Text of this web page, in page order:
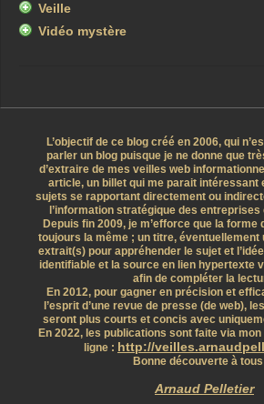
Veille
Vidéo mystère
L’objectif de ce blog créé en 2006, qui
parler un blog puisque je ne donne que
d’extraire de mes veilles web
article, un billet qui me parait intéressant
sujets se rapportant directement ou
l’information stratégique des
Depuis fin 2009, je m’efforce que la
toujours la même ; un titre, éventuellement
extrait(s) pour appréhender le sujet et
identifiable et la source en lien hypertexte
afin de compléter la
En 2012, pour gagner en précision et
l’esprit d’une revue de presse (de web),
seront plus courts et concis avec
En 2022, les publications sont faite via
ligne : http://
Bonne découverte à
Arnaud Pelletier